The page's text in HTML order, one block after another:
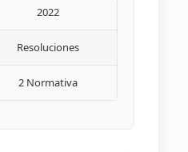
2022
Resoluciones
2 Normativa